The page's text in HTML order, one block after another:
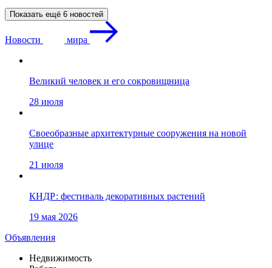
Показать ещё 6 новостей
Новости мира
Великий человек и его сокровищница
28 июля
Своеобразные архитектурные сооружения на новой
улице
21 июля
КНДР: фестиваль декоративных растений
19 мая 2026
Объявления
Недвижимость